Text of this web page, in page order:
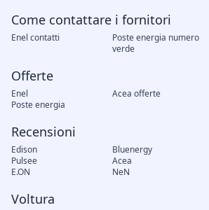
Come contattare i fornitori
Enel contatti
Poste energia numero
verde
Offerte
Enel Acea offerte
Poste energia
Recensioni
Edison Bluenergy
Pulsee
Acea
E.ON
NeN
Voltura